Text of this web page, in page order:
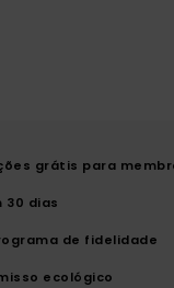
grátis para
30 dias
de fidelidade
ecológico